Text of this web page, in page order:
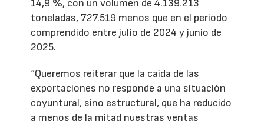
14,9 %, con un volumen de 4.139.213
toneladas, 727.519 menos que en el periodo
comprendido entre julio de 2024 y junio de
2025.
“Queremos reiterar que la caída de las
exportaciones no responde a una situación
coyuntural, sino estructural, que ha reducido
a menos de la mitad nuestras ventas